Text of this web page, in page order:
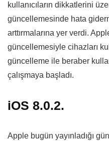
kullanıcıların dikkatlerini
güncellemesinde hata
arttırmalarına yer verdi.
güncellemesiyle cihazları
güncelleme ile beraber
çalışmaya başladı.
iOS 8.0.2.
Apple bugün yayınladığı